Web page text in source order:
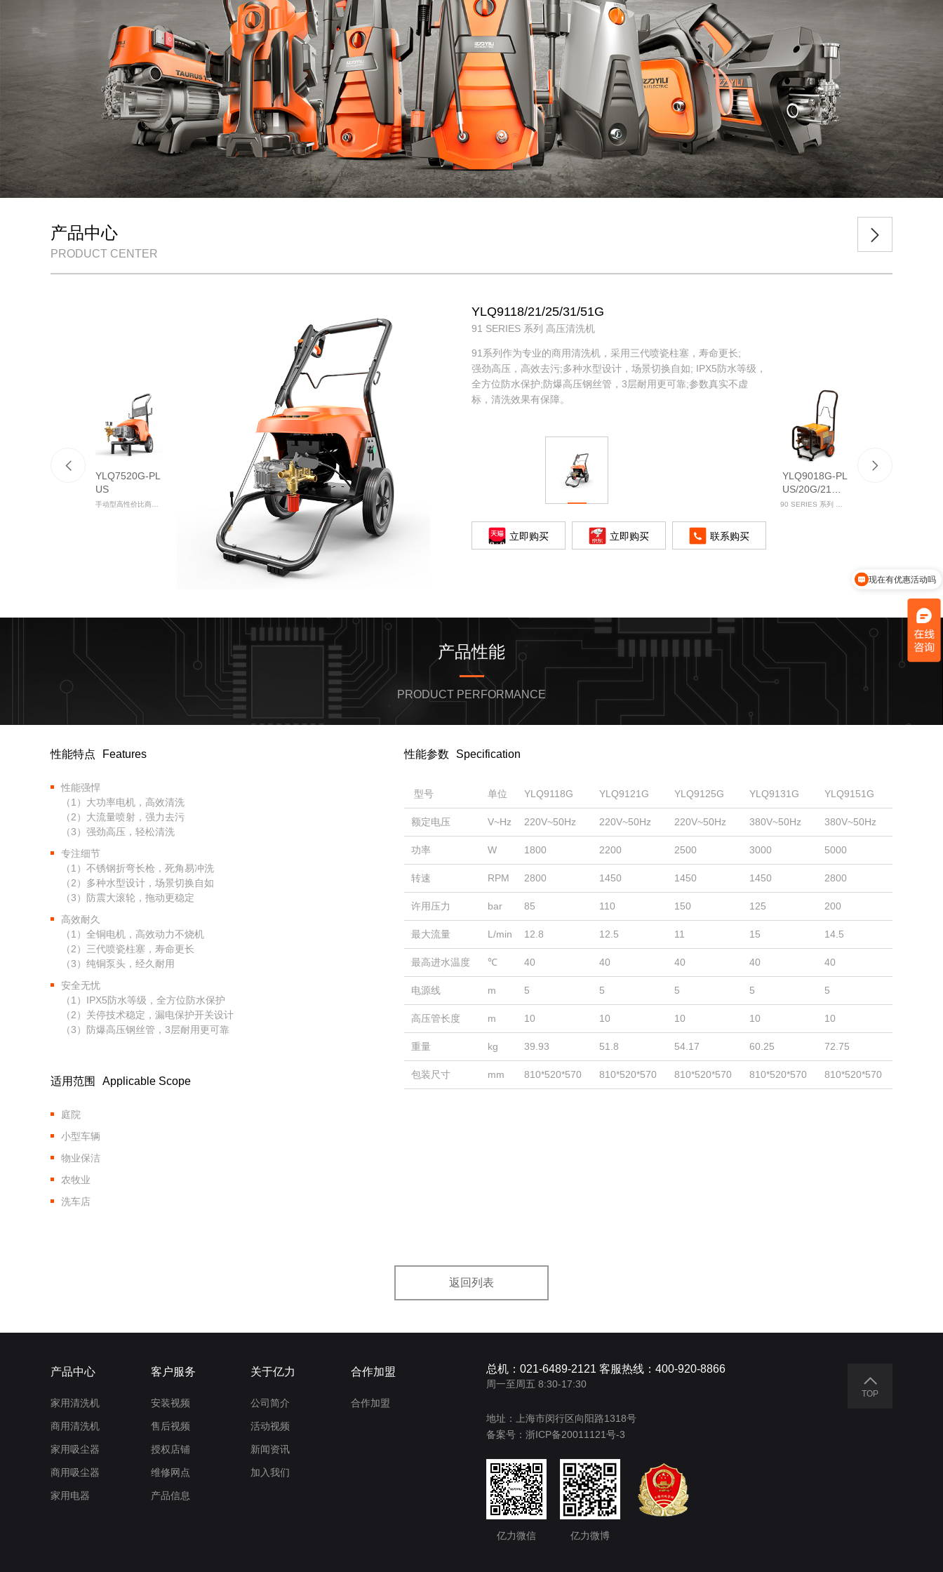
产品中心
PRODUCT CENTER
YLQ7520G-PL
US
YLQ9118/21/25/31/51G
91 SERIES 系列 高压清洗机
91系列作为专业的商用清洗机，采用三代喷瓷柱塞，寿命更长;
强劲高压，高效去污;多种水型设计，场景切换自如; IPX5防水等级，
全方位防水保护;防爆高压钢丝管，3层耐用更可靠;参数真实不虚
标，清洗效果有保障。
立即购买 立即购买 联系购买
YLQ9018G-PL
US/20G/21G/3
0G/31G/51G
产品性能
PRODUCT PERFORMANCE
性能特点 Features
性能强悍
（1）大功率电机，高效清洗
（2）大流量喷射，强力去污
（3）强劲高压，轻松清洗
专注细节
（1）不锈钢折弯长枪，死角易冲洗
（2）多种水型设计，场景切换自如
（3）防震大滚轮，拖动更稳定
高效耐久
（1）全铜电机，高效动力不烧机
（2）三代喷瓷柱塞，寿命更长
（3）纯铜泵头，经久耐用
安全无忧
（1）IPX5防水等级，全方位防水保护
（2）关停技术稳定，漏电保护开关设计
（3）防爆高压钢丝管，3层耐用更可靠
适用范围 Applicable Scope
庭院
小型车辆
物业保洁
农牧业
洗车店
性能参数 Specification
型号 单位 YLQ9118G YLQ9121G YLQ9125G YLQ9131G YLQ9151G
额定电压 V~Hz 220V~50Hz 220V~50Hz 220V~50Hz 380V~50Hz 380V~50Hz
功率 W 1800 2200 2500 3000 5000
转速 RPM 2800 1450 1450 1450 2800
许用压力 bar 85 110 150 125 200
最大流量 L/min 12.8 12.5 11 15 14.5
最高进水温度 ℃ 40 40 40 40 40
电源线 m 5 5 5 5 5
高压管长度 m 10 10 10 10 10
重量 kg 39.93 51.8 54.17 60.25 72.75
包装尺寸 mm 810*520*570 810*520*570 810*520*570 810*520*570 810*520*570
返回列表
产品中心
家用清洗机
商用清洗机
家用吸尘器
商用吸尘器
家用电器
客户服务
安装视频
售后视频
授权店铺
维修网点
产品信息
关于亿力
公司简介
活动视频
新闻资讯
加入我们
合作加盟
合作加盟
总机：021-6489-2121 客服热线：400-920-8866
周一至周五 8:30-17:30
地址：上海市闵行区向阳路1318号
备案号： 浙ICP备20011121号-3
亿力微信 亿力微博
TOP
可以介绍下你们的产品么